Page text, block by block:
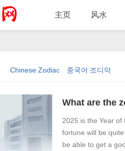
主页 风水
Chinese Zodiac 중국어 조디악
2025 is the Year
fortune will be
be able to get a